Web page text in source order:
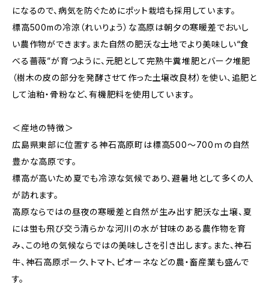
になるので、病気を防ぐためにポット栽培も採用しています。
標高500mの冷涼（れいりょう）な高原は朝夕の寒暖差でおいし
い農作物ができます。また自然の肥沃な土地でより美味しい“食
べる薔薇”が育つように、元肥として完熟牛糞堆肥とバーク堆肥
（樹木の皮の部分を発酵させて作った土壌改良材）を使い、追肥と
して油粕・骨粉など、有機肥料を使用しています。
＜産地の特徴＞
広島県東部に位置する神石高原町は標高500～700ｍの自然
豊かな高原です。
標高が高いため夏でも冷涼な気候であり、避暑地として多くの人
が訪れます。
高原ならではの昼夜の寒暖差と自然が生み出す肥沃な土壌、夏
には蛍も飛び交う清らかな河川の水が甘味のある農作物を育
み、この地の気候ならではの美味しさを引き出します。また、神石
牛、神石高原ポーク、トマト、ピオーネなどの農・畜産業も盛んで
す。